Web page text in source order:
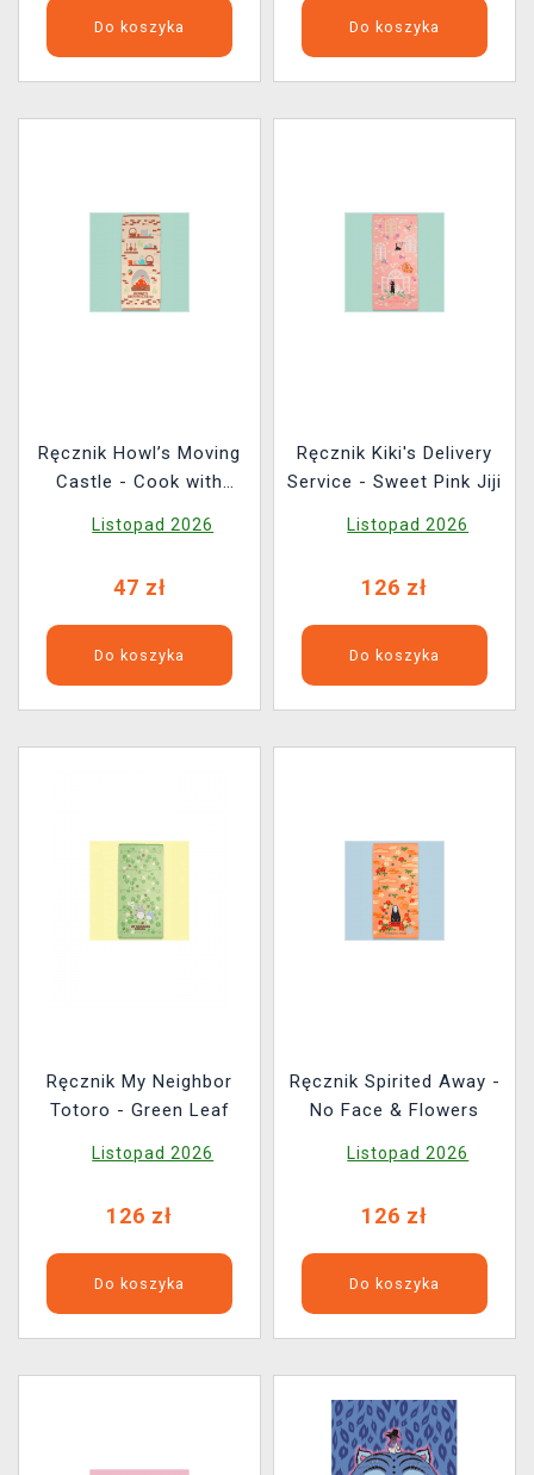
Do koszyka Do koszyka
Ręcznik Howl’s Moving
Castle - Cook with
Listopad 2026
47 zł
Do koszyka
Ręcznik Kiki's Delivery
Service - Sweet Pink Jiji
Listopad 2026
126 zł
Do koszyka
Ręcznik My Neighbor
Totoro - Green Leaf
Listopad 2026
126 zł
Do koszyka
Ręcznik Spirited Away -
No Face & Flowers
Listopad 2026
126 zł
Do koszyka